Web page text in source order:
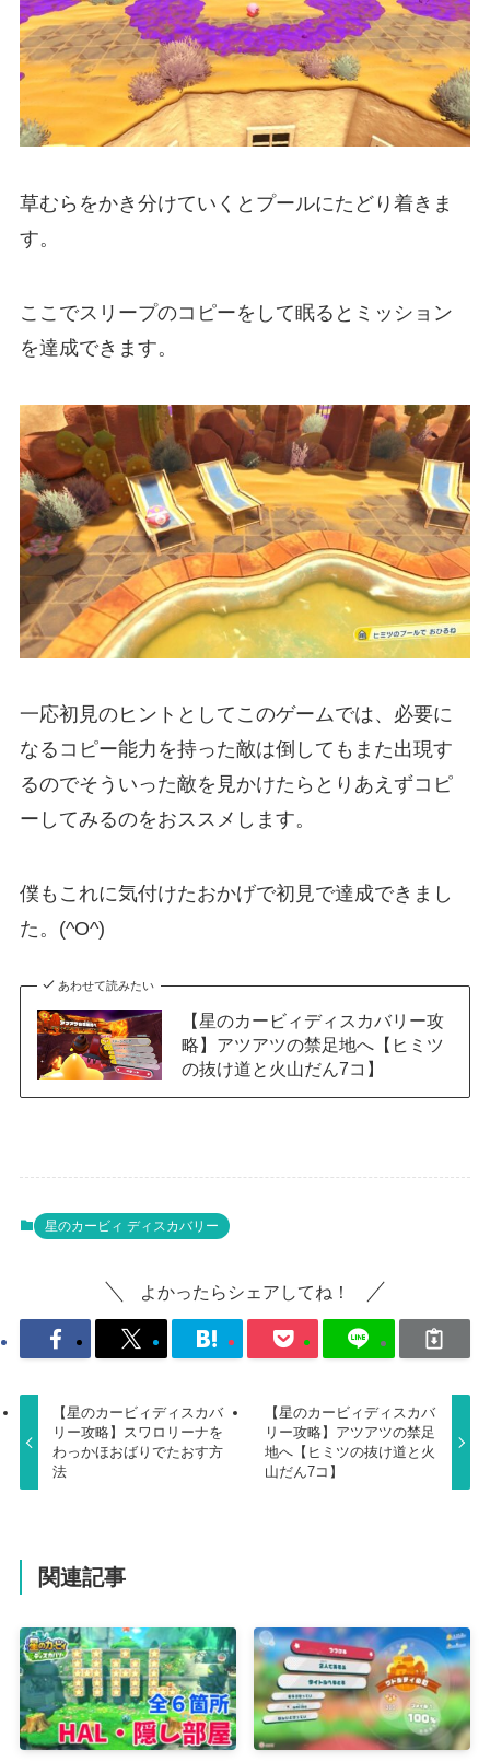
草むらをかき分けていくとプールにたどり着きま
す。
ここでスリープのコピーをして眠るとミッション
を達成できます。
一応初見のヒントとしてこのゲームでは、必要に
なるコピー能力を持った敵は倒してもまた出現す
るのでそういった敵を見かけたらとりあえずコピ
ーしてみるのをおススメします。
僕もこれに気付けたおかげで初見で達成できまし
た。(^O^)
あわせて読みたい
【星のカービィディスカバリー攻
略】アツアツの禁足地へ【ヒミツ
の抜け道と火山だん7コ】
星のカービィ ディスカバリー
よかったらシェアしてね！
【星のカービィディスカバ
リー攻略】スワロリーナを
わっかほおばりでたおす方
法
【星のカービィディスカバ
リー攻略】アツアツの禁足
地へ【ヒミツの抜け道と火
山だん7コ】
関連記事